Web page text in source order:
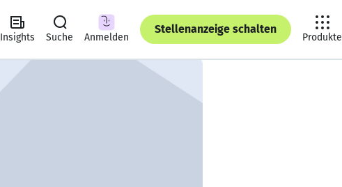
Insights Suche Anmelden
Stellenanzeige schalten
Produkte